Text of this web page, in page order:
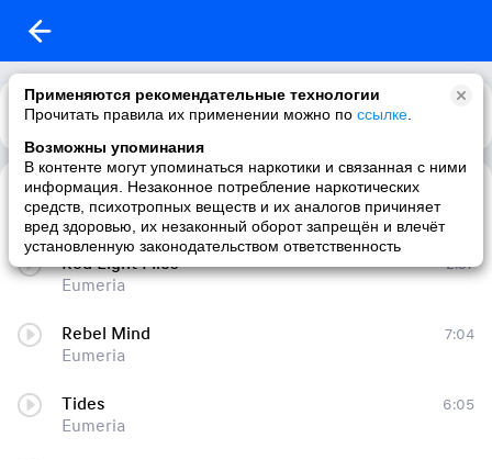
Применяются рекомендательные технологии
Прочитать правила их применении можно по ссылке
Возможны упоминания
В контенте могут упоминаться наркотики и связанная с ними
информация. Незаконное потребление наркотических
средств, психотропных веществ и их аналогов причиняет
вред здоровью, их незаконный оборот запрещён и влечёт
установленную законодательством ответственность
Каталог Рекомендации
Delusions
Eumeria
Red Light Flies
Eumeria
2:37
Rebel Mind
Eumeria
7:04
Tides
Eumeria
6:05